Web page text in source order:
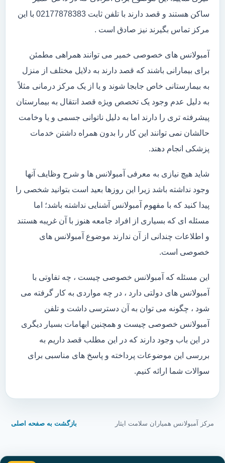
ساکن هستند و قصد دارند با تلفن ثابت 02177878383 با این
مرکز تماس بگیرند نیز صادق است .
آمبولانس های خصوصی خمیر می توانند همراهی مطمئن
برای بیمارانی باشند که قصد دارند به دلایل مختلف از منزل
به بیمارستانی خاص جابجا شوند و یا از یک مرکز درمانی مثلاً
به دلیل عدم وجود یک تخصص ویژه قصد انتقال به بیمارستان
پیشرفته تری را دارند اما به دلیل ناتوانی جسمی و یا وخامت
حالشان نمی توانند این کار را بدون همراه داشتن خدمات
پزشکی انجام دهند.
شاید هیچ نیازی به معرفی آمبولانس ها و شرح وظایف آنها
وجود نداشته باشد زیرا این روزها بعید است بتوانید شخصی را
پیدا کنید که با مفهوم آمبولانس آشنایی نداشته باشد؛ اما
مسئله ای که بسیاری از افراد جامعه هنوز با آن غریبه هستند
و اطلاعات چندانی از آن ندارند موضوع آمبولانس های
خصوصی است.
این مسئله که آمبولانس خصوصی چیست ، چه تفاوتی با
آمبولانس های دولتی دارد ، در چه مواردی به کار گرفته می
شود ، چگونه می توان به آن دسترسی داشت و تلفن
آمبولانس خصوصی چیست و همچنین ابهامات بسیار دیگری
در این باب وجود دارند که در این مطلب قصد داریم به
بررسی این موضوعات پرداخته و پاسخ های مناسبی برای
سوالات شما ارائه کنیم.
مرکز آمبولانس همیاران سلامت ایثار بازگشت به صفحه اصلی